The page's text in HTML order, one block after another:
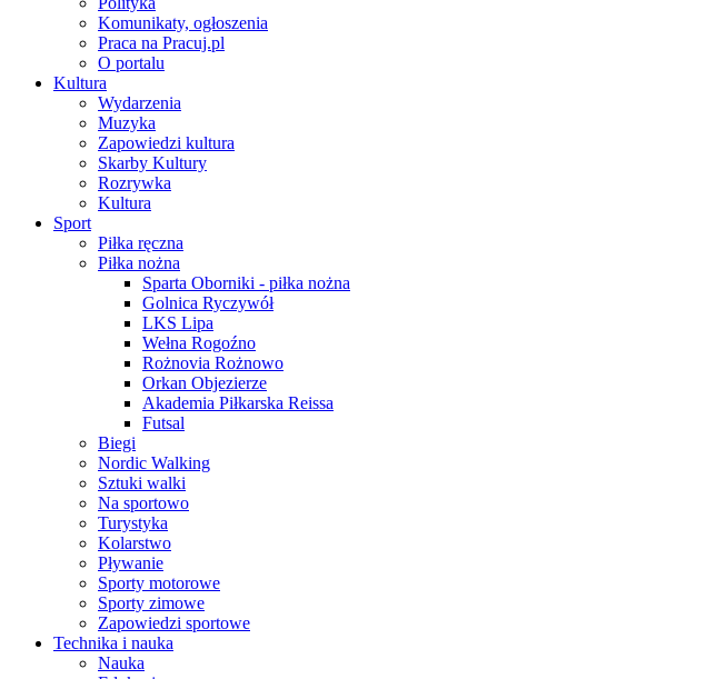
Komunikaty, ogłoszenia
Praca na Pracuj.pl
O portalu
Kultura
Wydarzenia
Muzyka
Zapowiedzi kultura
Skarby Kultury
Rozrywka
Kultura
Sport
Piłka ręczna
Piłka nożna
Sparta Oborniki - piłka nożna
Golnica Ryczywół
LKS Lipa
Wełna Rogoźno
Rożnovia Rożnowo
Orkan Objezierze
Akademia Piłkarska Reissa
Futsal
Biegi
Nordic Walking
Sztuki walki
Na sportowo
Turystyka
Kolarstwo
Pływanie
Sporty motorowe
Sporty zimowe
Zapowiedzi sportowe
Technika i nauka
Nauka